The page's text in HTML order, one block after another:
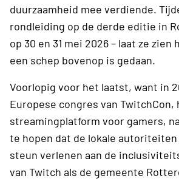
duurzaamheid mee verdiende.
rondleiding op de derde editie in
op 30 en 31 mei 2026 – laat ze zien
een schep bovenop is gedaan.
Voorlopig voor het laatst, want in
Europese congres van
streamingplatform voor gamers,
te hopen dat de lokale autoriteiten
steun verlenen aan de
van Twitch als de gemeente